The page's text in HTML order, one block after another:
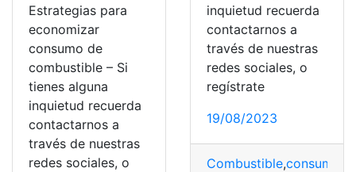
Estrategias para
economizar
consumo de
combustible – Si
tienes alguna
inquietud recuerda
contactarnos a
través de nuestras
redes sociales, o
inquietud recuerda
contactarnos a
través de nuestras
redes sociales, o
regístrate
19/08/2023
Combustible,consumo